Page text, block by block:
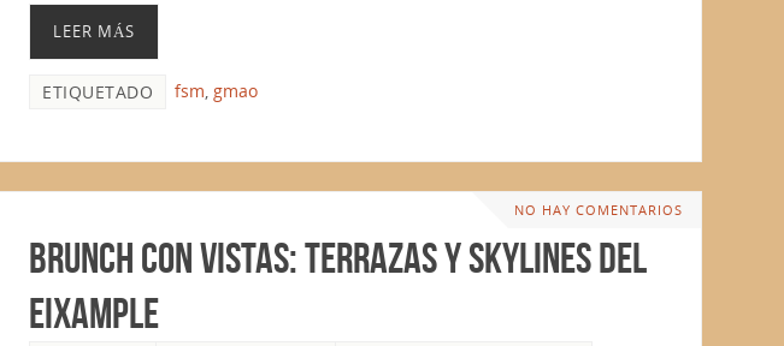
LEER MÁS
ETIQUETADO fsm gmao
NO HAY COMENTARIOS
Brunch con Vistas: Terrazas y skylines del
Eixample